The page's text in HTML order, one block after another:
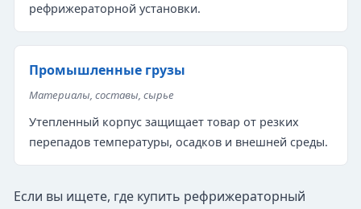
рефрижераторной установки.
Промышленные грузы
Материалы, составы, сырье
Утепленный корпус защищает товар от резких
перепадов температуры, осадков и внешней среды.
Если вы ищете, где купить рефрижераторный